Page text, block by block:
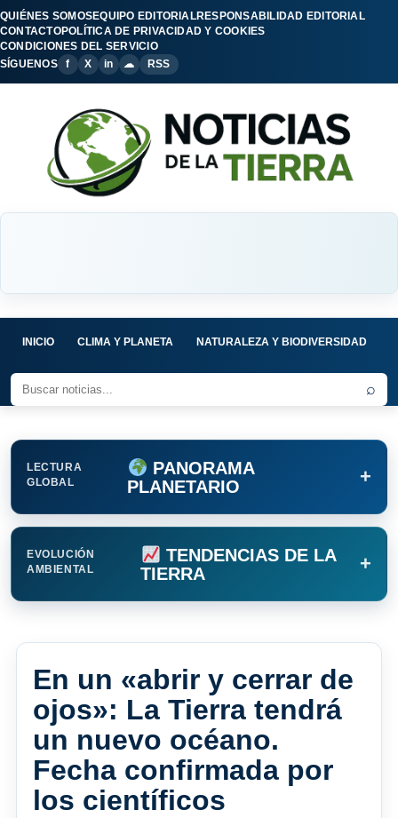
QUIÉNES SOMOSEQUIPO EDITORIALRESPONSABILIDAD EDITORIAL
CONTACTOPOLÍTICA DE PRIVACIDAD Y COOKIES
CONDICIONES DEL SERVICIO
SÍGUENOS
f X in ☁ RSS
INICIO CLIMA Y PLANETA NATURALEZA Y BIODIVERSIDAD
⌕
LECTURA
GLOBAL
PANORAMA
PLANETARIO
+
EVOLUCIÓN
AMBIENTAL
TENDENCIAS DE LA
TIERRA
+
En un «abrir y cerrar de
ojos»: La Tierra tendrá
un nuevo océano.
Fecha confirmada por
los científicos